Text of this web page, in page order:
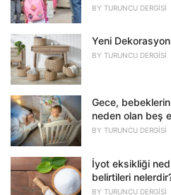
BY TURUNCU DERGISI
Yeni
BY TURUNCU DERGISI
Gece,
neden olan beş
BY TURUNCU DERGISI
İyot eksikliği
belirtileri
BY TURUNCU DERGISI